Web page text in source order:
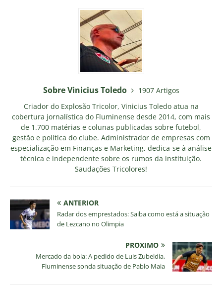
Sobre Vinicius Toledo
1907 Artigos
Criador do Explosão Tricolor, Vinicius Toledo atua na
cobertura jornalística do Fluminense desde 2014, com mais
de 1.700 matérias e colunas publicadas sobre futebol,
gestão e política do clube. Administrador de empresas com
especialização em Finanças e Marketing, dedica-se à análise
técnica e independente sobre os rumos da instituição.
Saudações Tricolores!
ANTERIOR
Radar dos emprestados: Saiba como está a situação
de Lezcano no Olimpia
PRÓXIMO
Mercado da bola: A pedido de Luis Zubeldía,
Fluminense sonda situação de Pablo Maia